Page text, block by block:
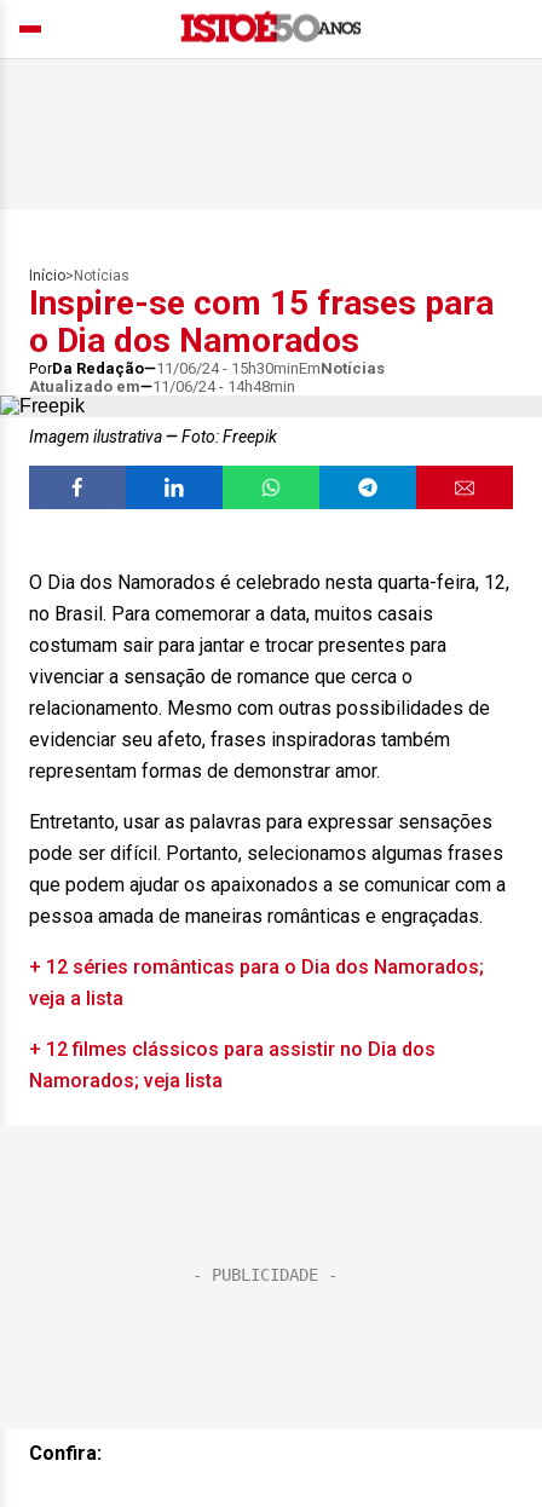
Início> Notícias
Inspire-se com 15 frases para
o Dia dos Namorados
PorDa Redação 11/06/24 - 15h30minEmNotícias
Atualizado em
11/06/24 - 14h48min
Imagem ilustrativa Foto: Freepik
O Dia dos Namorados é celebrado nesta quarta-feira, 12,
no Brasil. Para comemorar a data, muitos casais
costumam sair para jantar e trocar presentes para
vivenciar a sensação de romance que cerca o
relacionamento. Mesmo com outras possibilidades de
evidenciar seu afeto, frases inspiradoras também
representam formas de demonstrar amor.
Entretanto, usar as palavras para expressar sensações
pode ser difícil. Portanto, selecionamos algumas frases
que podem ajudar os apaixonados a se comunicar com a
pessoa amada de maneiras românticas e engraçadas.
+ 12 séries românticas para o Dia dos Namorados;
veja a lista
+ 12 filmes clássicos para assistir no Dia dos
Namorados; veja lista
Confira: